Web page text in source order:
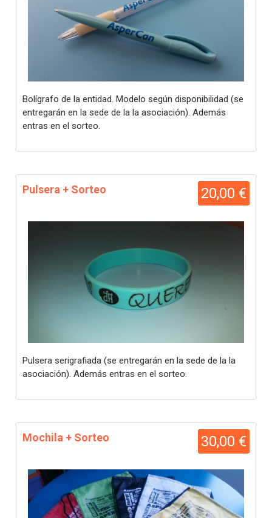
Bolígrafo de la entidad. Modelo según disponibilidad (se
entregarán en la sede de la la asociación). Además
entras en el sorteo.
20,00 €
Pulsera + Sorteo
Pulsera serigrafiada (se entregarán en la sede de la la
asociación). Además entras en el sorteo.
30,00 €
Mochila + Sorteo